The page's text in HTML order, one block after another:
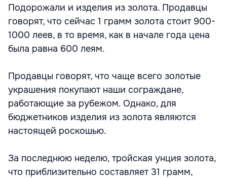
Подорожали и изделия из золота. Продавцы
говорят, что сейчас 1 грамм золота стоит 900-
1000 леев, в то время, как в начале года цена
была равна 600 леям.
Продавцы говорят, что чаще всего золотые
украшения покупают наши сограждане,
работающие за рубежом. Однако, для
бюджетников изделия из золота являются
настоящей роскошью.
За последнюю неделю, тройская унция золота,
что приблизительно составляет 31 грамм,